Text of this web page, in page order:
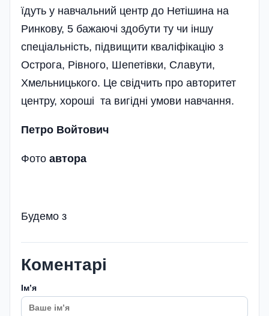
їдуть у навчальний центр до Нетішина на
Ринкову, 5 бажаючі здобути ту чи іншу
спеціальність, підвищити кваліфікацію з
Острога, Рівного, Шепетівки, Славути,
Хмельницького. Це свідчить про авторитет
центру, хороші та вигідні умови навчання.
Петро Войтович
Фото автора
Будемо з
Коментарі
Імʼя